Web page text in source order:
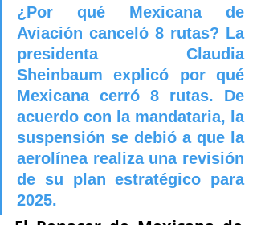
¿Por qué Mexicana de
Aviación canceló 8 rutas? La
presidenta Claudia
Sheinbaum explicó por qué
Mexicana cerró 8 rutas. De
acuerdo con la mandataria, la
suspensión se debió a que la
aerolínea realiza una revisión
de su plan estratégico para
2025.